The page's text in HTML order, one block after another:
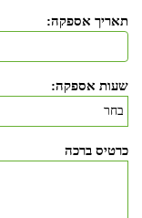
תאריך אספקה:
שעות אספקה:
כרטיס ברכה